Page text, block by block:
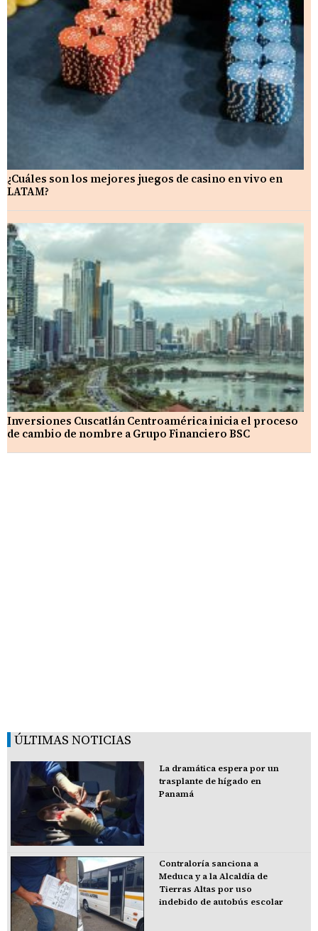
¿Cuáles son los mejores juegos de casino en vivo en
LATAM?
Inversiones Cuscatlán Centroamérica inicia el proceso
de cambio de nombre a Grupo Financiero BSC
ÚLTIMAS NOTICIAS
La dramática espera por un
trasplante de hígado en
Panamá
Contraloría sanciona a
Meduca y a la Alcaldía de
Tierras Altas por uso
indebido de autobús escolar